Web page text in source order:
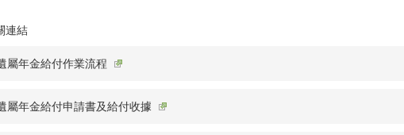
連結
屬年金給付作業流程
屬年金給付申請書及給付收據